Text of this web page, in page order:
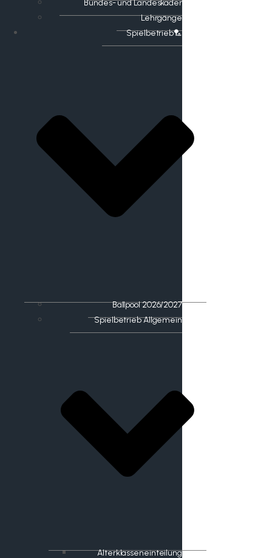
Bundes- und Landeskader
Lehrgänge
Spielbetrieb🏸
Ballpool 2026/2027
Spielbetrieb Allgemein
Alterklasseneinteilung